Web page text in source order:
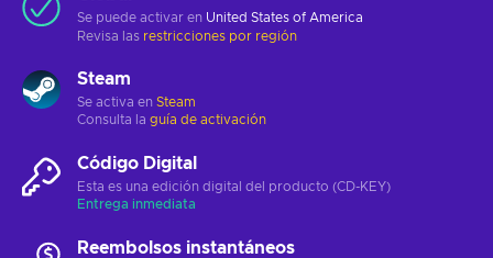
Se puede activar en United States of America
Revisa las restricciones por región
Steam
Se activa en Steam
Consulta la guía de activación
Código Digital
Esta es una edición digital del producto (CD-KEY)
Entrega inmediata
Reembolsos instantáneos